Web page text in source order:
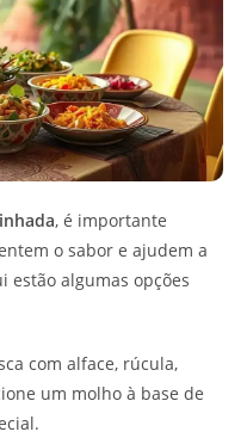
, é importante
o sabor e ajudem a
estão algumas opções
com alface, rúcula,
um molho à base de